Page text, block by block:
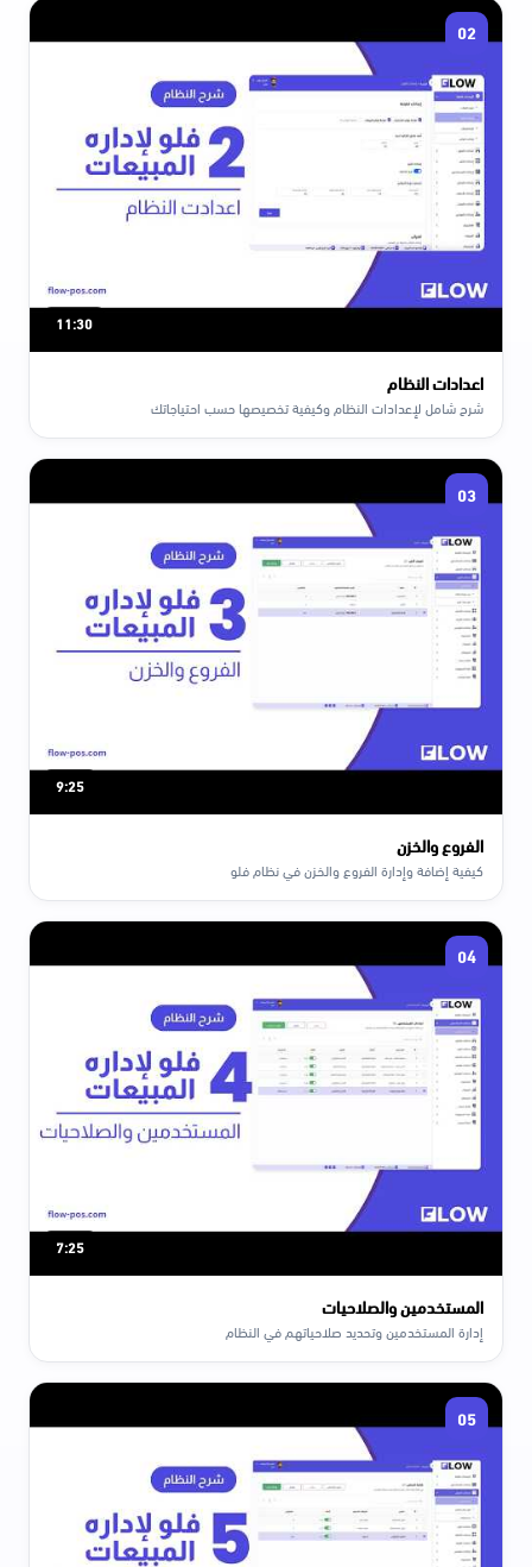
11:30
02
اعدادات النظام
شرح شامل لإعدادات النظام وكيفية تخصيصها حسب احتياجاتك
9:25
03
الفروع والخزن
كيفية إضافة وإدارة الفروع والخزن في نظام فلو
7:25
04
المستخدمين والصلاحيات
إدارة المستخدمين وتحديد صلاحياتهم في النظام
05